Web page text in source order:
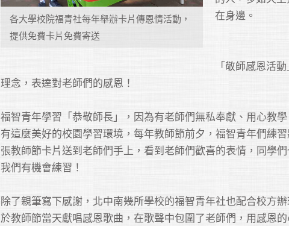
各大學校院福青社每年舉辦卡片傳恩情活動，
提供免費卡片免費寄送
在身邊。
「敬師感恩活
理念，表達對老師們的感恩！
福智青年學習「恭敬師長」，因為有老師們無私奉獻、用心教
有這麼美好的校園學習環境，每年教師節前夕，福智青年們練
張教師節卡片送到老師們手上，看到老師們歡喜的表情，同學
我們有機會練習！
除了親筆寫下感謝，北中南幾所學校的福智青年社也配合校方
於教師節當天獻唱感恩歌曲，在歌聲中包圍了老師們，用感恩